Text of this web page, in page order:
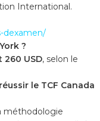
International.
dexamen/
?
260 USD, selon le
le TCF Canada
méthodologie